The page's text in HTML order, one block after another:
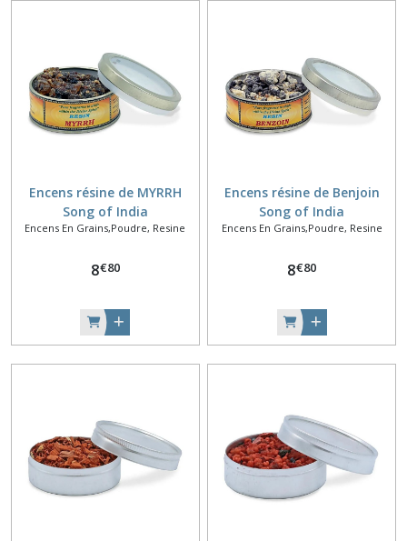
Encens résine de MYRRH
Song of India
Encens En Grains,Poudre, Resine
8€80
Encens résine de Benjoin
Song of India
Encens En Grains,Poudre, Resine
8€80